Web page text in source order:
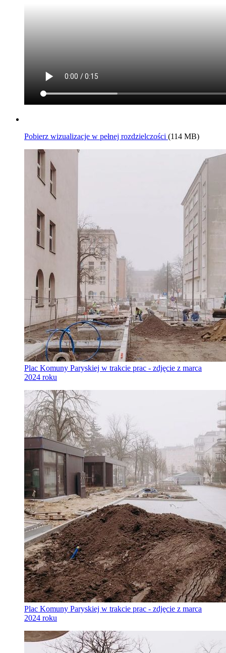
Pobierz wizualizacje w pełnej rozdzielczości (114 MB)
Plac Komuny Paryskiej w trakcie prac - zdjęcie z marca
2024 roku
Plac Komuny Paryskiej w trakcie prac - zdjęcie z marca
2024 roku